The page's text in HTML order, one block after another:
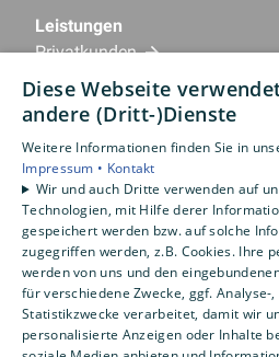
Leistungen
Privatkunden
Gewerbekunden
Karriere
Unternehmen
Standorte
Emlichheim
Diese Webseite
andere (Dritt-)Dienste
Weitere Informationen finden Sie in
Impressum • Kontakt
Wir und auch Dritte verwenden auf
Technologien, mit Hilfe derer
gespeichert werden bzw. auf solche
zugegriffen werden, z.B. Cookies. Ihre
werden von uns und den
für verschiedene Zwecke, ggf. Analyse-
Statistikzwecke verarbeitet, damit wir
personalisierte Anzeigen oder Inhalte